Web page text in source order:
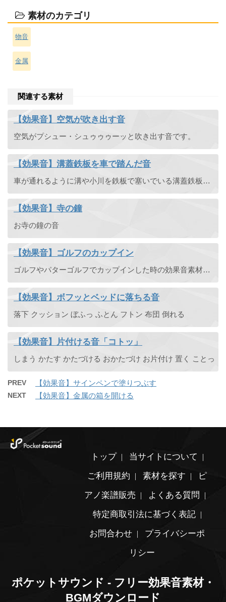
素材のカテゴリ
物音
金属
関連する素材
【効果音】空気が吹き出す音
空気がプシュー・シュゥゥゥーッと吹き出す音です。
【効果音】溝蓋鉄板を車で踏んだ音
車が通れるように溝や小川を鉄板で塞いでいる溝蓋鉄板を車で踏んだ音です。鉄を叩いた音としても使えます。
【効果音】寺の鐘
お寺の鐘の音
【効果音】ゴルフのカップイン
ゴルフやパターゴルフでカップインした時の効果音素材です。
【効果音】ボフッとベッドに落ちる音
落下 クッション ぼふっ ふとん フトン 布団 倒れる
【効果音】片付ける音「コトッ」
しまう かたす かたづける おかたづけ お片付け 置く ことっ
PREV 【効果音】サインペンで塗りつぶす
NEXT 【効果音】金属の箱を開ける
トップ
当サイトについて
ご利用規約
素材を探す
ピ
アノ楽譜販売
よくある質問
特定商取引法に基づく表記
お問合わせ
プライバシーポ
リシー
ポケットサウンド - フリー効果音素材・
BGMダウンロード